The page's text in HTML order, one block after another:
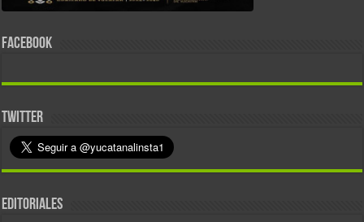
FACEBOOK
TWITTER
EDITORIALES